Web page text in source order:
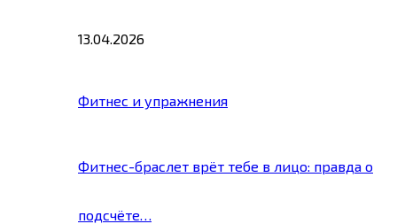
13.04.2026
Фитнес и упражнения
Фитнес-браслет врёт тебе в лицо: правда о
подсчёте…